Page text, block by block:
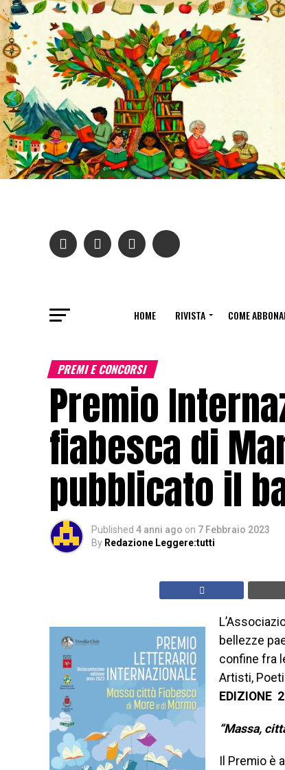
HOME RIVISTA COME
PREMI E CONCORSI
Premio
fiabesca di
pubblicato il
Published 4 anni ago on 7 Febbraio 2023
By Redazione Leggere:tutti
bellezze
confine fra
Artisti,
EDIZIONE
“Massa,
Il Premio